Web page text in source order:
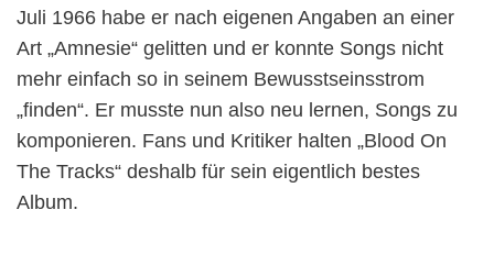
Juli 1966 habe er nach eigenen Angaben an einer
Art „Amnesie“ gelitten und er konnte Songs nicht
mehr einfach so in seinem Bewusstseinsstrom
„finden“. Er musste nun also neu lernen, Songs zu
komponieren. Fans und Kritiker halten „Blood On
The Tracks“ deshalb für sein eigentlich bestes
Album.